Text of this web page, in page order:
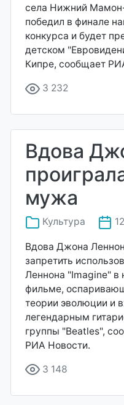
села Нижний
победил в финале
конкурса и будет
детском
Кипре, сообщает
3 232
Вдова
мужа
Культура
Вдова Джона
запретить
Леннона "Imagine" в
фильме,
теории эволюции и
легендарным
группы "Beatles",
РИА Новости.
3 148